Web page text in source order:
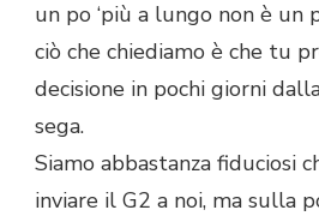
un po ‘più a lungo non è
ciò che chiediamo è che tu
decisione in pochi giorni
sega.
Siamo abbastanza fiduciosi
inviare il G2 a noi, ma sulla